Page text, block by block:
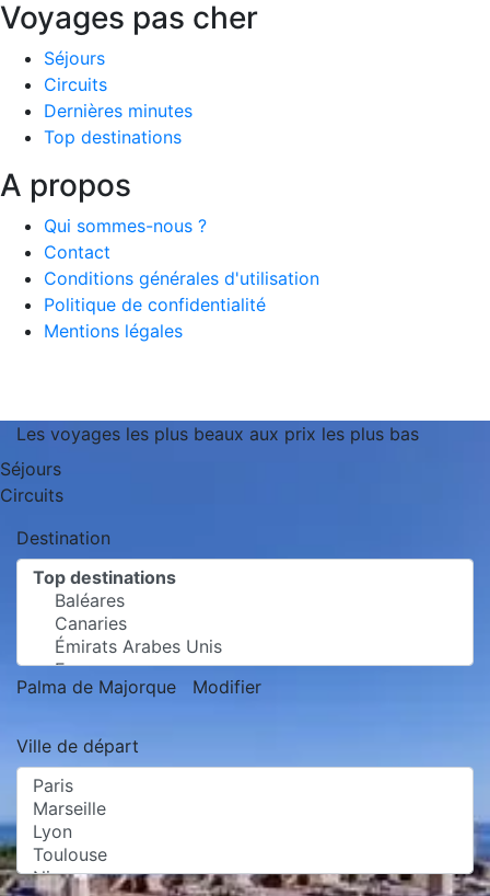
Voyages pas cher
Séjours
Circuits
Dernières minutes
Top destinations
A propos
Qui sommes-nous ?
Contact
Conditions générales d'utilisation
Politique de confidentialité
Mentions légales
Les voyages les plus beaux aux prix les plus bas
Séjours
Circuits
Destination
Palma de Majorque Modifier
Ville de départ